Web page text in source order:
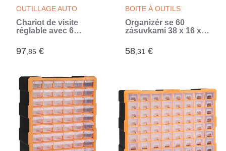
OUTILLAGE AUTO
Chariot de visite
réglable avec 6
97,85 €
BOITE À OUTILS
Organizér se 60
zásuvkami 38 x 16 x
58,31 €